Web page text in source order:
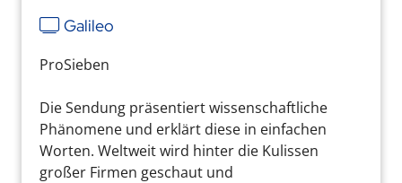
Galileo
ProSieben
Die Sendung präsentiert wissenschaftliche
Phänomene und erklärt diese in einfachen
Worten. Weltweit wird hinter die Kulissen
großer Firmen geschaut und